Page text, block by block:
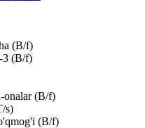
(B/f)
3 (B/f)
onalar (B/f)
s)
(B/f)